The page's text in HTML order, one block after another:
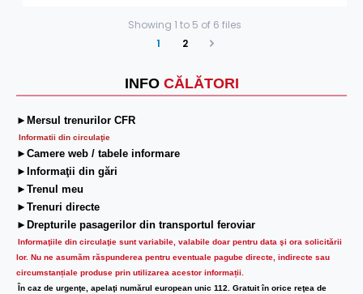
INFO CĂLĂTORI
►Mersul trenurilor CFR
Informatii din circulaţie
►Camere web / tabele informare
►Informaţii din gări
►Trenul meu
►Trenuri directe
►Drepturile pasagerilor din transportul feroviar
Informaţiile din circulaţie sunt variabile, valabile doar pentru data şi ora solicitării
lor. Nu ne asumăm răspunderea pentru eventuale pagube directe, indirecte sau
circumstanțiale produse prin utilizarea acestor informații.
În caz de urgenţe, apelaţi numărul european unic 112. Gratuit în orice reţea de
Showing 1 to 5 of 6 files
1
2